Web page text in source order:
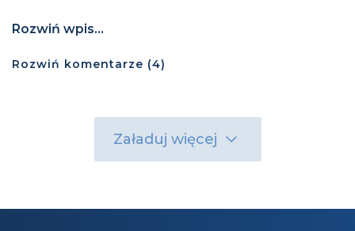
Rozwiń wpis...
Rozwiń komentarze (4)
Załaduj więcej